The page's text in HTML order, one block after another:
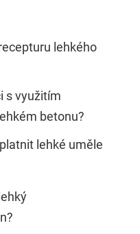
lehkého
s využitím
betonu?
lehké uměle